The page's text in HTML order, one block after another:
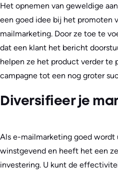
Het opnemen van geweldige
een goed idee bij het promoten
mailmarketing. Door ze toe te
dat een klant het bericht
helpen ze het product verder te
campagne tot een nog groter
Diversifieer je
Als e-mailmarketing goed wordt
winstgevend en heeft het een
investering. U kunt de